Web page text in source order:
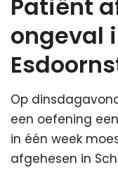
Patiënt
ongeval
Op
een oefening
in één week
afgehesen in